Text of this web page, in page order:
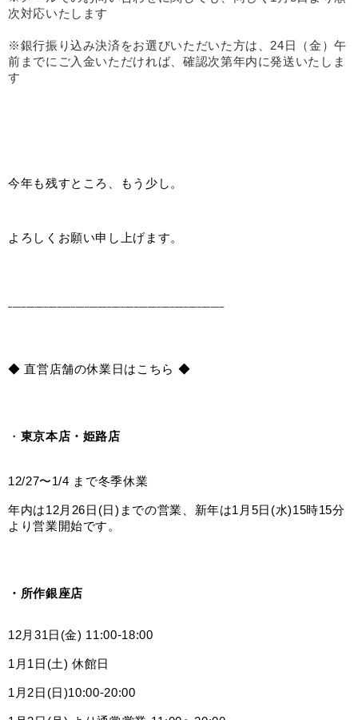
次対応いたします
※銀行振り込み決済をお選びいただいた方は、24日（金）午
前までにご入金いただければ、確認次第年内に発送いたしま
す
今年も残すところ、もう少し。
よろしくお願い申し上げます。
◆ 直営店舗の休業日はこちら ◆
・ 東京本店・姫路店
12/27〜1/4 まで冬季休業
年内は12月26日(日)までの営業、新年は1月5日(水)15時15分
より営業開始です。
・所作銀座店
12月31日(金) 11:00-18:00
1月1日(土) 休館日
1月2日(日)10:00-20:00